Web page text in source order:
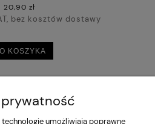
20,90 zł
bez kosztów dostawy
KOSZYKA
umożliwiają poprawne